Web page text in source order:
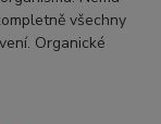
všechny
Organické